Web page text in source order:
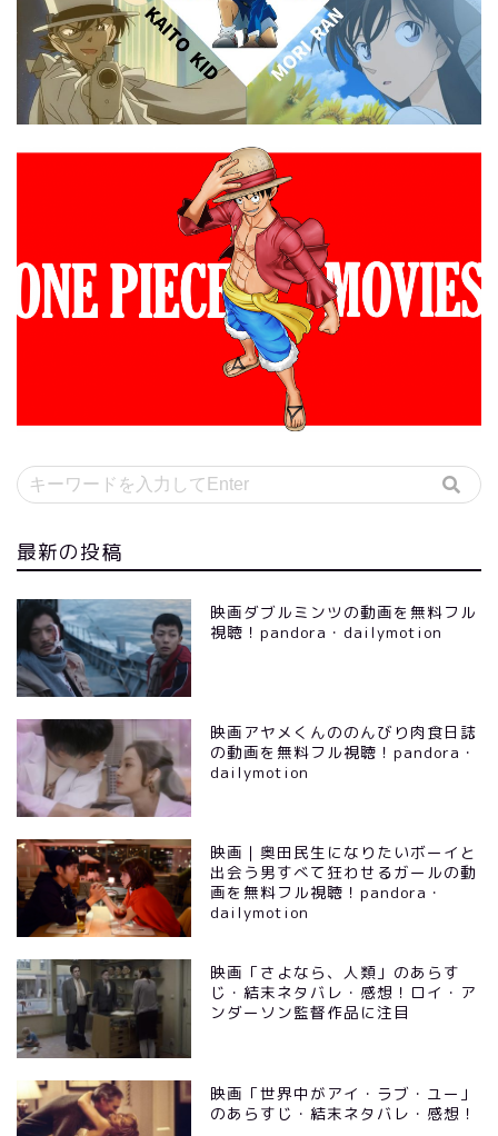
最新の投稿
映画ダブルミンツの動画を無料フル
視聴！pandora・dailymotion
映画アヤメくんののんびり肉食日誌
の動画を無料フル視聴！pandora・
dailymotion
映画｜奥田民生になりたいボーイと
出会う男すべて狂わせるガールの動
画を無料フル視聴！pandora・
dailymotion
映画「さよなら、人類」のあらす
じ・結末ネタバレ・感想！ロイ・ア
ンダーソン監督作品に注目
映画「世界中がアイ・ラブ・ユー」
のあらすじ・結末ネタバレ・感想！